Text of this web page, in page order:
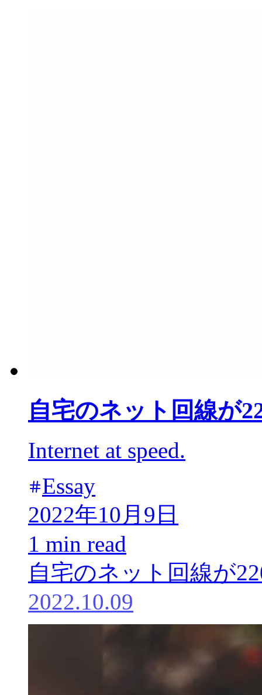
自宅のネット回線が
Internet at speed.
Essay
2022年10月9日
1 min read
自宅のネット回線が
2022.10.09